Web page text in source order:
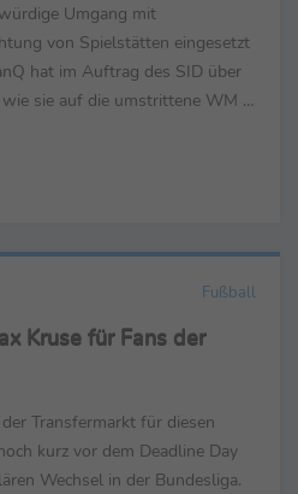
Umgang mit
von Spielstätten eingesetzt
hat im Auftrag des SID über
sie auf die umstrittene WM in
Fußball
Kruse für Fans der
Transfermarkt für diesen
kurz vor dem Deadline Day
Wechsel in der Bundesliga.